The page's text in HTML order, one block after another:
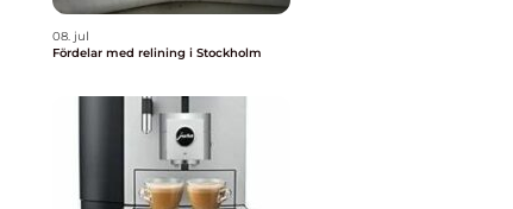
08. jul
Fördelar med relining i Stockholm